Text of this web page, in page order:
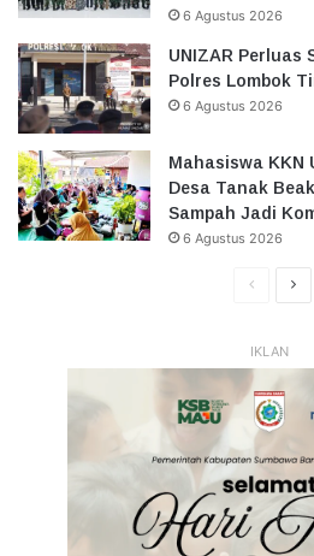
6 Agustus 2026
UNIZAR Perluas
Polres Lombok
6 Agustus 2026
Mahasiswa KKN
Desa Tanak
Sampah Jadi
6 Agustus 2026
Halaman
IKLAN